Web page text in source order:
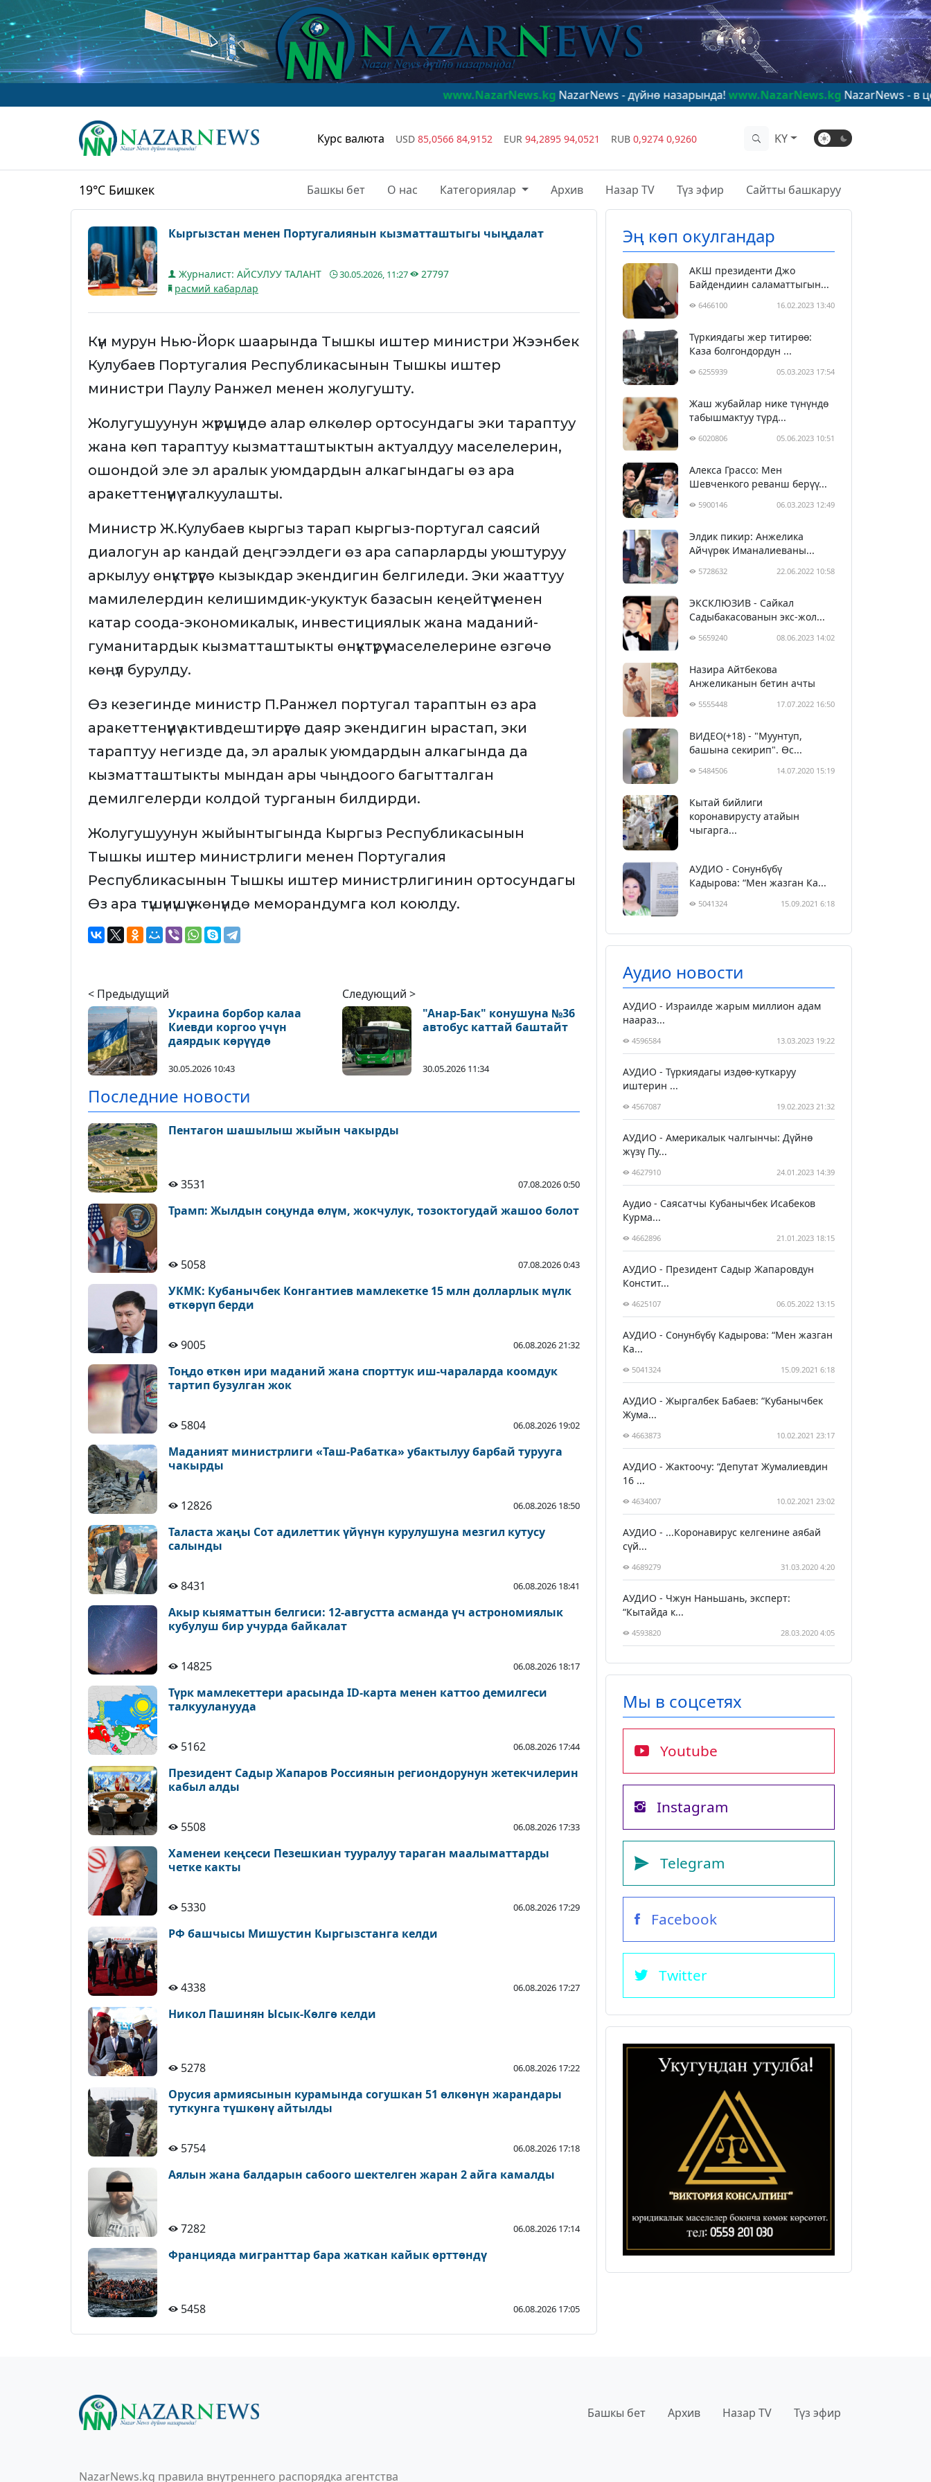
www.NazarNews.kgNazarNews - дүйнө назарында!www.NazarNews.kgNazarNews - в центре
Курс валюта USD 85,0566 84,9152 EUR 94,2895 94,0521 RUB 0,9274 0,9260 KY
19°C Бишкек Башкы бет О нас Категориялар Архив Назар TV Түз эфир Сайтты башкаруу
Кыргызстан менен Португалиянын кызматташтыгы чыңдалат
Журналист: АЙСУЛУУ ТАЛАНТ 30.05.2026, 11:27
27797
расмий кабарлар
Күн мурун Нью-Йорк шаарында Тышкы иштер министри Жээнбек
Кулубаев Португалия Республикасынын Тышкы иштер
министри Паулу Ранжел менен жолугушту.
Жолугушуунун жүрүшүндө алар өлкөлөр ортосундагы эки тараптуу
жана көп тараптуу кызматташтыктын актуалдуу маселелерин,
ошондой эле эл аралык уюмдардын алкагындагы өз ара
аракеттенүүнү талкуулашты.
Министр Ж.Кулубаев кыргыз тарап кыргыз-португал саясий
диалогун ар кандай деңгээлдеги өз ара сапарларды уюштуруу
аркылуу өнүктүрүүгө кызыкдар экендигин белгиледи. Эки жааттуу
мамилелердин келишимдик-укуктук базасын кеңейтүү менен
катар соода-экономикалык, инвестициялык жана маданий-
гуманитардык кызматташтыкты өнүктүрүү маселелерине өзгөчө
көңүл бурулду.
Өз кезегинде министр П.Ранжел португал тараптын өз ара
аракеттенүүнү активдештирүүгө даяр экендигин ырастап, эки
тараптуу негизде да, эл аралык уюмдардын алкагында да
кызматташтыкты мындан ары чыңдоого багытталган
демилгелерди колдой турганын билдирди.
Жолугушуунун жыйынтыгында Кыргыз Республикасынын
Тышкы иштер министрлиги менен Португалия
Республикасынын Тышкы иштер министрлигинин ортосундагы
Өз ара түшүнүшүү жөнүндө меморандумга кол коюлду.
< Предыдущий
Украина борбор калаа
Киевди коргоо үчүн
даярдык көрүүдө
30.05.2026 10:43
Следующий >
"Анар-Бак" конушуна №36
автобус каттай баштайт
30.05.2026 11:34
Последние новости
Пентагон шашылыш жыйын чакырды
3531 07.08.2026 0:50
Трамп: Жылдын соңунда өлүм, жокчулук, тозоктогудай жашоо болот
5058 07.08.2026 0:43
УКМК: Кубанычбек Конгантиев мамлекетке 15 млн долларлык мүлк
өткөрүп берди
9005 06.08.2026 21:32
Тоңдо өткөн ири маданий жана спорттук иш-чараларда коомдук
тартип бузулган жок
5804 06.08.2026 19:02
Маданият министрлиги «Таш-Рабатка» убактылуу барбай турууга
чакырды
12826 06.08.2026 18:50
Таласта жаңы Сот адилеттик үйүнүн курулушуна мезгил кутусу
салынды
8431 06.08.2026 18:41
Акыр кыяматтын белгиси: 12-августта асманда үч астрономиялык
кубулуш бир учурда байкалат
14825 06.08.2026 18:17
Түрк мамлекеттери арасында ID-карта менен каттоо демилгеси
талкууланууда
5162 06.08.2026 17:44
Президент Садыр Жапаров Россиянын региондорунун жетекчилерин
кабыл алды
5508 06.08.2026 17:33
Хаменеи кеңсеси Пезешкиан тууралуу тараган маалыматтарды
четке какты
5330 06.08.2026 17:29
РФ башчысы Мишустин Кыргызстанга келди
4338 06.08.2026 17:27
Никол Пашинян Ысык-Көлгө келди
5278 06.08.2026 17:22
Орусия армиясынын курамында согушкан 51 өлкөнүн жарандары
туткунга түшкөнү айтылды
5754 06.08.2026 17:18
Аялын жана балдарын сабоого шектелген жаран 2 айга камалды
7282 06.08.2026 17:14
Францияда мигранттар бара жаткан кайык өрттөндү
5458 06.08.2026 17:05
Эң көп окулгандар
АКШ президенти Джо
Байдендиин саламаттыгын...
6466100 16.02.2023 13:40
Түркиядагы жер титирөө:
Каза болгондордун ...
6255939 05.03.2023 17:54
Жаш жубайлар нике түнүндө
табышмактуу түрд...
6020806 05.06.2023 10:51
Алекса Грассо: Мен
Шевченкого реванш берүү...
5900146 06.03.2023 12:49
Элдик пикир: Анжелика
Айчүрөк Иманалиеваны...
5728632 22.06.2022 10:58
ЭКСКЛЮЗИВ - Сайкал
Садыбакасованын экс-жол...
5659240 08.06.2023 14:02
Назира Айтбекова
Анжеликанын бетин ачты
5555448 17.07.2022 16:50
ВИДЕО(+18) - "Муунтуп,
башына секирип". Өс...
5484506 14.07.2020 15:19
Кытай бийлиги
коронавирусту атайын
чыгарга...
АУДИО - Сонунбүбү
Кадырова: “Мен жазган Ка...
5041324 15.09.2021 6:18
Аудио новости
АУДИО - Израилде жарым миллион адам
наараз...
4596584 13.03.2023 19:22
АУДИО - Түркиядагы издөө-куткаруу
иштерин ...
4567087 19.02.2023 21:32
АУДИО - Америкалык чалгынчы: Дүйнө
жүзү Пу...
4627910 24.01.2023 14:39
Аудио - Саясатчы Кубанычбек Исабеков
Курма...
4662896 21.01.2023 18:15
АУДИО - Президент Садыр Жапаровдун
Констит...
4625107 06.05.2022 13:15
АУДИО - Сонунбүбү Кадырова: “Мен жазган
Ка...
5041324 15.09.2021 6:18
АУДИО - Жыргалбек Бабаев: “Кубанычбек
Жума...
4663873 10.02.2021 23:17
АУДИО - Жактоочу: “Депутат Жумалиевдин
16 ...
4634007 10.02.2021 23:02
АУДИО - ...Коронавирус келгенине аябай
сүй...
4689279 31.03.2020 4:20
АУДИО - Чжун Наньшань, эксперт:
“Кытайда к...
4593820 28.03.2020 4:05
Мы в соцсетях
Youtube
Instagram
Telegram
Facebook
Twitter
Башкы бет Архив Назар TV Түз эфир
NazarNews.kg правила внутреннего распорядка агентства